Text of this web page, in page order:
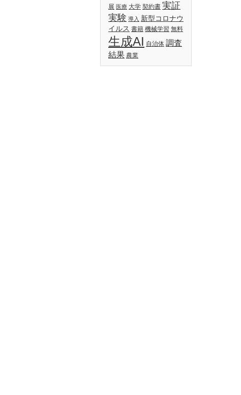
展 医療 大学 契約書 実証
実験 導入 新型コロナウ
イルス 書籍 機械学習 無料
生成AI 自治体 調査
結果 農業